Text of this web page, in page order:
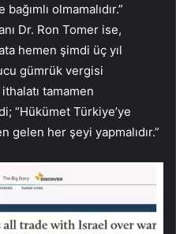
olmamalıdır.”
Dr. Ron Tomer ise,
hemen şimdi üç yıl
gümrük vergisi
tamamen
“Hükümet Türkiye’ye
gelen her şeyi yapmalıdır.”